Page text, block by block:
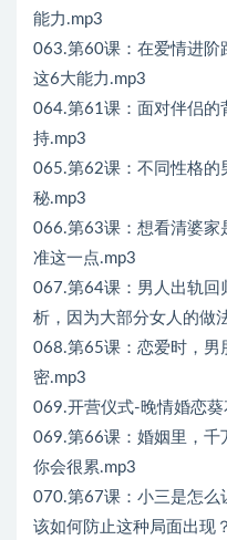
能力.mp3
063.第60课：在爱情进阶
这6大能力.mp3
064.第61课：面对伴侣的
持.mp3
065.第62课：不同性格的
秘.mp3
066.第63课：想看清婆家
准这一点.mp3
067.第64课：男人出轨回
析，因为大部分女人的做
068.第65课：恋爱时，男
密.mp3
069.开营仪式-晚情婚恋葵
069.第66课：婚姻里，千
你会很累.mp3
070.第67课：小三是怎么
该如何防止这种局面出现